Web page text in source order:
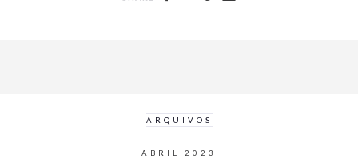
ARQUIVOS
ABRIL 2023